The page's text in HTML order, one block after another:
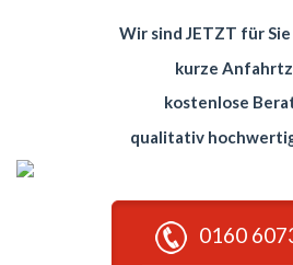
Wir sind JETZT für
kurze
kostenlose
qualitativ
0160